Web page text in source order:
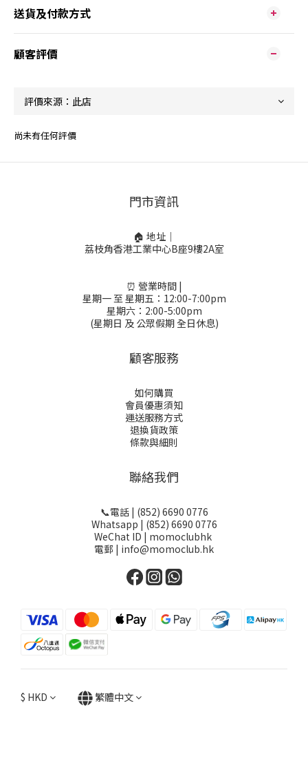
送貨及付款方式
顧客評價
尚未有任何評價
門市資訊
🏠 地址｜
荔枝角香港工業中心B座9樓2A室
⏰ 營業時間 |
星期一 至 星期五：12:00-7:00pm
星期六：2:00-5:00pm
(星期日 及 公眾假期 全日休息)
顧客服務
如何購買
會員優惠須知
運送服務方式
退換貨政策
條款與細則
聯絡我們
📞電話 | (852) 6690 0776
Whatsapp | (852) 6690 0776
WeChat ID | momoclubhk
電郵 | info@momoclub.hk
$ HKD 繁體中文